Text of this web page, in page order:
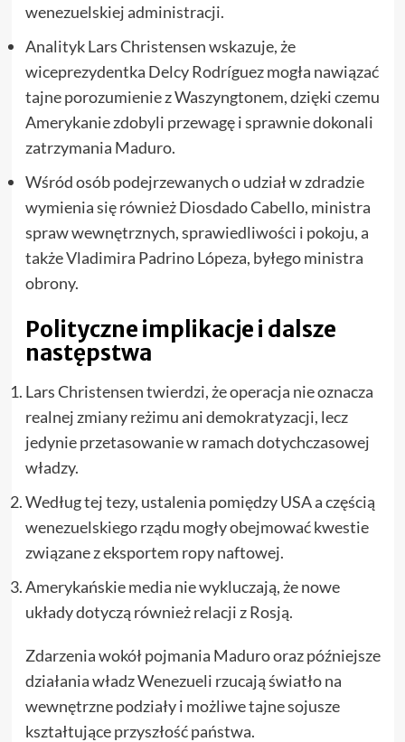
wenezuelskiej administracji.
Analityk Lars Christensen wskazuje, że
wiceprezydentka Delcy Rodríguez mogła nawiązać
tajne porozumienie z Waszyngtonem, dzięki czemu
Amerykanie zdobyli przewagę i sprawnie dokonali
zatrzymania Maduro.
Wśród osób podejrzewanych o udział w zdradzie
wymienia się również Diosdado Cabello, ministra
spraw wewnętrznych, sprawiedliwości i pokoju, a
także Vladimira Padrino Lópeza, byłego ministra
obrony.
Polityczne implikacje i dalsze
następstwa
Lars Christensen twierdzi, że operacja nie oznacza
realnej zmiany reżimu ani demokratyzacji, lecz
jedynie przetasowanie w ramach dotychczasowej
władzy.
Według tej tezy, ustalenia pomiędzy USA a częścią
wenezuelskiego rządu mogły obejmować kwestie
związane z eksportem ropy naftowej.
Amerykańskie media nie wykluczają, że nowe
układy dotyczą również relacji z Rosją.
Zdarzenia wokół pojmania Maduro oraz późniejsze
działania władz Wenezueli rzucają światło na
wewnętrzne podziały i możliwe tajne sojusze
kształtujące przyszłość państwa.